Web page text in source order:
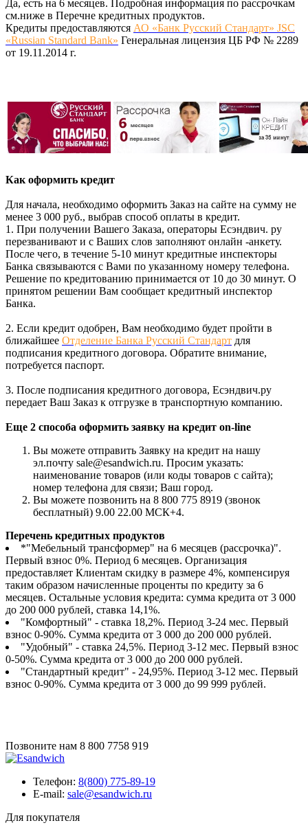
Да, есть на 6 месяцев. Подробная информация по рассрочкам
см.ниже в Перечне кредитных продуктов.
Кредиты предоставляются АО «Банк Русский Стандарт» JSC
«Russian Standard Bank» Генеральная лицензия ЦБ РФ № 2289
от 19.11.2014 г.
Как оформить кредит
Для начала, необходимо оформить Заказ на сайте на сумму не
менее 3 000 руб., выбрав способ оплаты в кредит.
1. При получении Вашего Заказа, операторы Есэндвич. ру
перезванивают и с Ваших слов заполняют онлайн -анкету.
После чего, в течение 5-10 минут кредитные инспекторы
Банка связываются с Вами по указанному номеру телефона.
Решение по кредитованию принимается от 10 до 30 минут. О
принятом решении Вам сообщает кредитный инспектор
Банка.
2. Если кредит одобрен, Вам необходимо будет пройти в
ближайшее Отделение Банка Русский Стандарт для
подписания кредитного договора. Обратите внимание,
потребуется паспорт.
3. После подписания кредитного договора, Есэндвич.ру
передает Ваш Заказ к отгрузке в транспортную компанию.
Еще 2 способа оформить заявку на кредит on-line
Вы можете отправить Заявку на кредит на нашу
эл.почту sale@esandwich.ru. Просим указать:
наименование товаров (или коды товаров с сайта);
номер телефона для связи; Ваш город.
Вы можете позвонить на 8 800 775 8919 (звонок
бесплатный) 9.00 22.00 МСК+4.
Перечень кредитных продуктов
*"Мебельный трансформер" на 6 месяцев (рассрочка)".
Первый взнос 0%. Период 6 месяцев. Организация
предоставляет Клиентам скидку в размере 4%, компенсируя
таким образом начисленные проценты по кредиту за 6
месяцев. Остальные условия кредита: сумма кредита от 3 000
до 200 000 рублей, ставка 14,1%.
"Комфортный" - ставка 18,2%. Период 3-24 мес. Первый
взнос 0-90%. Сумма кредита от 3 000 до 200 000 рублей.
"Удобный" - ставка 24,5%. Период 3-12 мес. Первый взнос
0-50%. Сумма кредита от 3 000 до 200 000 рублей.
"Стандартный кредит" - 24,95%. Период 3-12 мес. Первый
взнос 0-90%. Сумма кредита от 3 000 до 99 999 рублей.
Позвоните нам 8 800 7758 919
Телефон: 8(800) 775-89-19
E-mail: sale@esandwich.ru
Для покупателя